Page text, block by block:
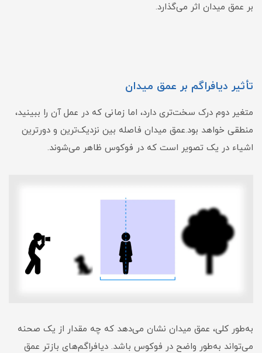
بر عمق میدان اثر می‌گذارد.
تأثیر دیافراگم بر عمق میدان
متغیر دوم درک سخت‌تری دارد، اما زمانی که در عمل آن را ببینید،
منطقی خواهد بود.عمق میدان فاصله بین نزدیک‌ترین و دورترین
اشیاء در یک تصویر است که در فوکوس ظاهر می‌شوند.
به‌طور کلی، عمق میدان نشان می‌دهد که چه مقدار از یک صحنه
می‌تواند به‌طور واضح در فوکوس باشد. دیافراگم‌های بازتر عمق